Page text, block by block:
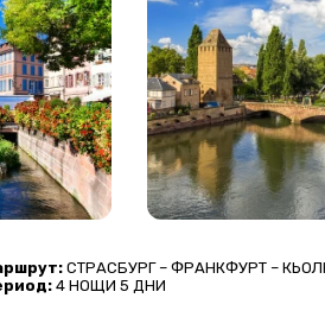
СТРАСБУРГ – ФРАНКФУРТ –
4 НОЩИ 5 ДНИ